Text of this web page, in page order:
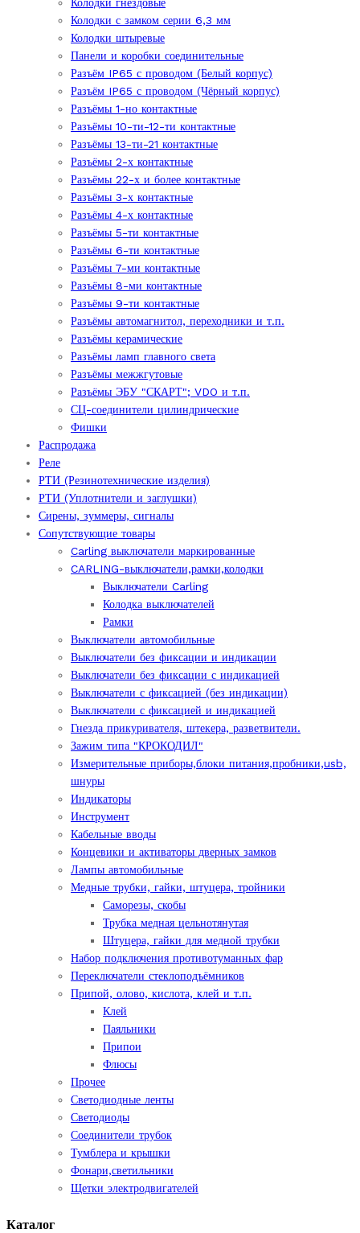
Колодки гнездовые
Колодки с замком серии 6,3 мм
Колодки штыревые
Панели и коробки соединительные
Разъём IP65 с проводом (Белый корпус)
Разъём IP65 с проводом (Чёрный корпус)
Разъёмы 1-но контактные
Разъёмы 10-ти-12-ти контактные
Разъёмы 13-ти-21 контактные
Разъёмы 2-х контактные
Разъёмы 22-х и более контактные
Разъёмы 3-х контактные
Разъёмы 4-х контактные
Разъёмы 5-ти контактные
Разъёмы 6-ти контактные
Разъёмы 7-ми контактные
Разъёмы 8-ми контактные
Разъёмы 9-ти контактные
Разъёмы автомагнитол, переходники и т.п.
Разъёмы керамические
Разъёмы ламп главного света
Разъёмы межжгутовые
Разъёмы ЭБУ "СКАРТ"; VDO и т.п.
СЦ-соединители цилиндрические
Фишки
Распродажа
Реле
РТИ (Резинотехнические изделия)
РТИ (Уплотнители и заглушки)
Сирены, зуммеры, сигналы
Сопутствующие товары
Carling выключатели маркированные
CARLING-выключатели,рамки,колодки
Выключатели Carling
Колодка выключателей
Рамки
Выключатели автомобильные
Выключатели без фиксации и индикации
Выключатели без фиксации с индикацией
Выключатели с фиксацией (без индикации)
Выключатели с фиксацией и индикацией
Гнезда прикуривателя, штекера, разветвители.
Зажим типа "КРОКОДИЛ"
Измерительные приборы,блоки питания,пробники,usb,
шнуры
Индикаторы
Инструмент
Кабельные вводы
Концевики и активаторы дверных замков
Лампы автомобильные
Медные трубки, гайки, штуцера, тройники
Саморезы, скобы
Трубка медная цельнотянутая
Штуцера, гайки для медной трубки
Набор подключения противотуманных фар
Переключатели стеклоподъёмников
Припой, олово, кислота, клей и т.п.
Клей
Паяльники
Припои
Флюсы
Прочее
Светодиодные ленты
Светодиоды
Соединители трубок
Тумблера и крышки
Фонари,светильники
Щетки электродвигателей
Каталог